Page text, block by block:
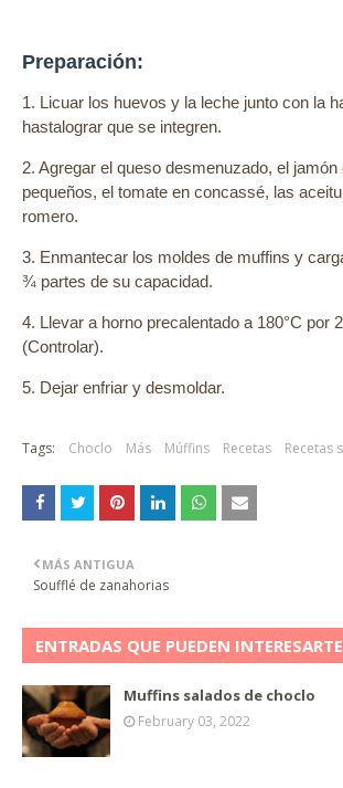
Preparación:
1. Licuar los huevos y la leche junto con la
hastalograr que se integren.
2. Agregar el queso desmenuzado, el jamón
pequeños, el tomate en concassé, las
romero.
3. Enmantecar los moldes de muffins y
¾ partes de su capacidad.
4. Llevar a horno precalentado a 180°C por
(Controlar).
5. Dejar enfriar y desmoldar.
Tags: Choclo Más Múffins Recetas Recetas
MÁS ANTIGUA
Soufflé de zanahorias
ENTRADAS QUE PUEDEN INTERESARTE
Muffins salados de choclo
February 03, 2022